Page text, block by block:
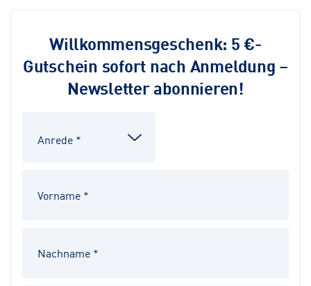
Willkommensgeschenk: 5 €-
Gutschein sofort nach Anmeldung –
Newsletter abonnieren!